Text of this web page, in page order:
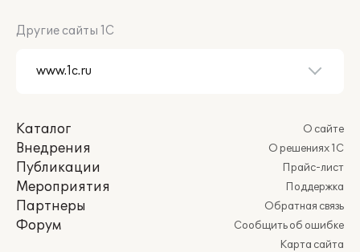
Другие сайты 1С
Каталог
Внедрения
Публикации
Мероприятия
Партнеры
Форум
О сайте
О решениях 1С
Прайс-лист
Поддержка
Обратная связь
Сообщить об ошибке
Карта сайта